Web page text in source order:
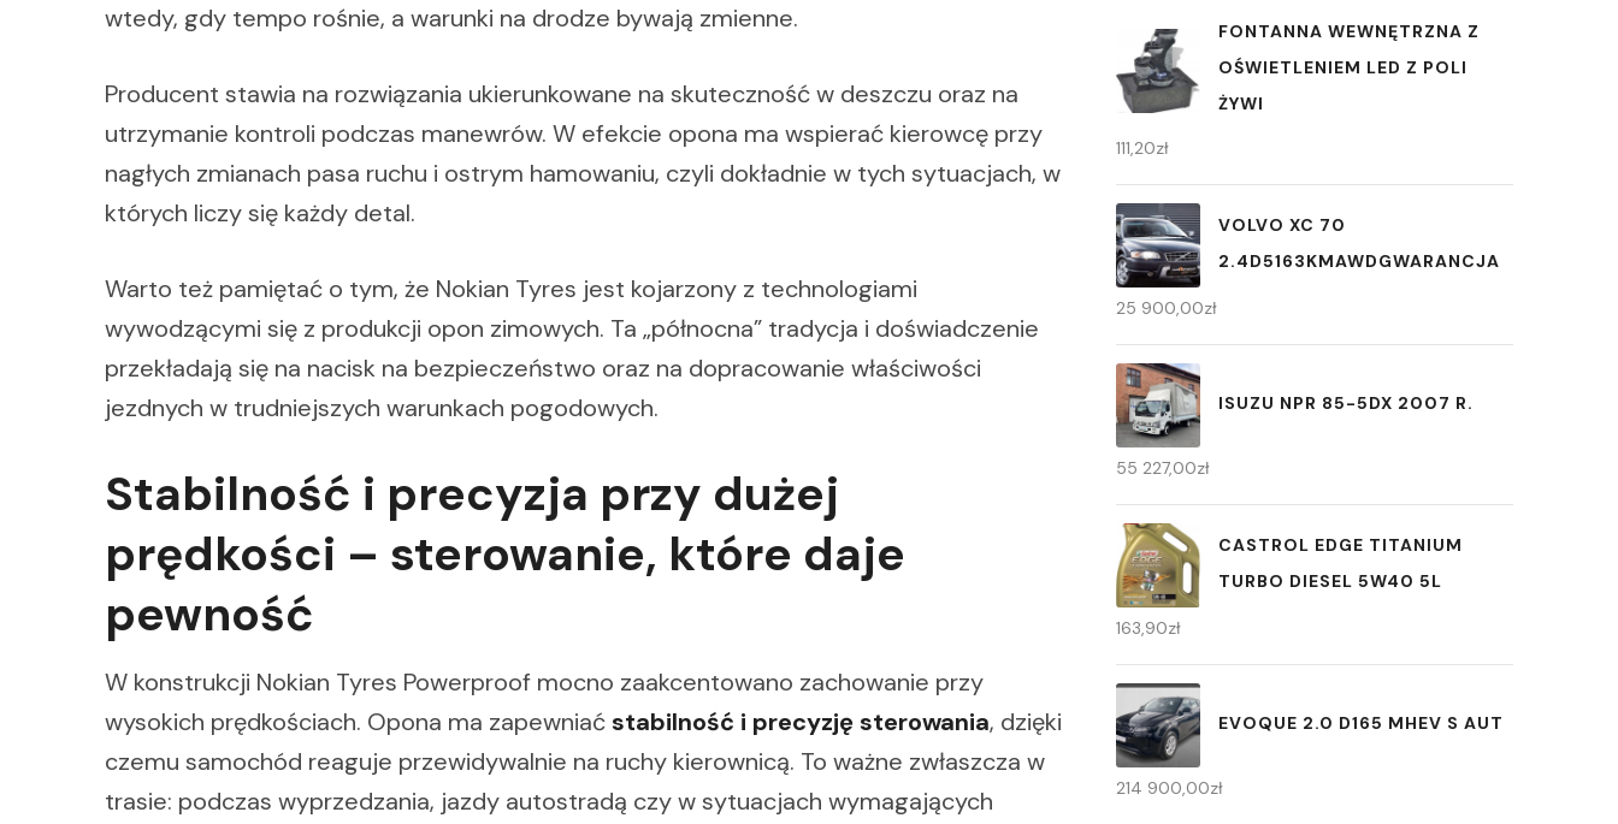
wtedy, gdy tempo rośnie, a warunki na drodze bywają zmienne.
Producent stawia na rozwiązania ukierunkowane na skuteczność w deszczu oraz na
utrzymanie kontroli podczas manewrów. W efekcie opona ma wspierać kierowcę przy
nagłych zmianach pasa ruchu i ostrym hamowaniu, czyli dokładnie w tych sytuacjach, w
których liczy się każdy detal.
Warto też pamiętać o tym, że Nokian Tyres jest kojarzony z technologiami
wywodzącymi się z produkcji opon zimowych. Ta „północna” tradycja i doświadczenie
przekładają się na nacisk na bezpieczeństwo oraz na dopracowanie właściwości
jezdnych w trudniejszych warunkach pogodowych.
Stabilność i precyzja przy dużej
prędkości – sterowanie, które daje
pewność
W konstrukcji Nokian Tyres Powerproof mocno zaakcentowano zachowanie przy
wysokich prędkościach. Opona ma zapewniać stabilność i precyzję sterowania, dzięki
czemu samochód reaguje przewidywalnie na ruchy kierownicą. To ważne zwłaszcza w
trasie: podczas wyprzedzania, jazdy autostradą czy w sytuacjach wymagających
FONTANNA WEWNĘTRZNA Z
OŚWIETLENIEM LED Z POLI
ŻYWI
111,20zł
VOLVO XC 70
2.4D5163KMAWDGWARANCJA
25 900,00zł
ISUZU NPR 85-5DX 2007 R.
55 227,00zł
CASTROL EDGE TITANIUM
TURBO DIESEL 5W40 5L
163,90zł
EVOQUE 2.0 D165 MHEV S AUT
214 900,00zł